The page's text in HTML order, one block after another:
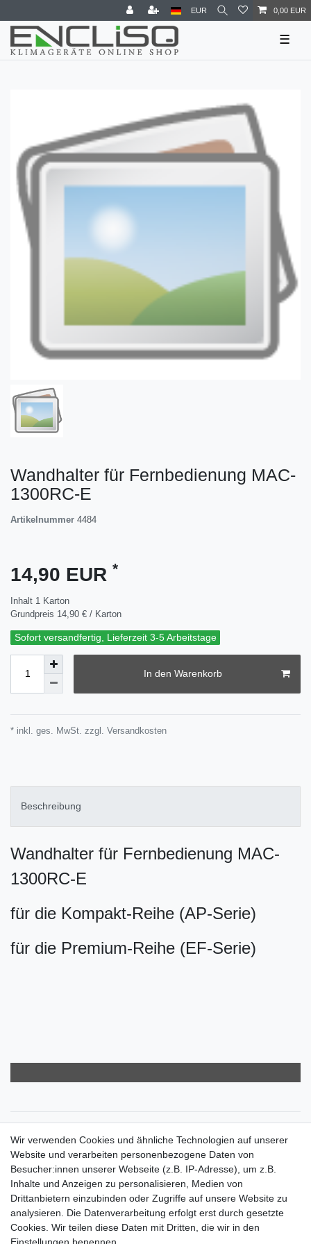
EUR 0,00 EUR
☰
Wandhalter für Fernbedienung MAC-
1300RC-E
Artikelnummer 4484
14,90 EUR *
Inhalt 1 Karton
Grundpreis 14,90 € / Karton
Sofort versandfertig, Lieferzeit 3-5 Arbeitstage
In den Warenkorb
* inkl. ges. MwSt. zzgl. Versandkosten
Beschreibung
Wandhalter für Fernbedienung MAC-
1300RC-E
für die Kompakt-Reihe (AP-Serie)
für die Premium-Reihe (EF-Serie)
Versandkosten
Der Weg zur eigenen Klimaanlage
Inbetriebnahme & Serviceleistungen
Für Interessierte aus der Schweiz
Klimaanlage = Wärmepumpe
Hilfe
Bankverbindung:
Wir verwenden Cookies und ähnliche Technologien auf unserer
Website und verarbeiten personenbezogene Daten von
Besucher:innen unserer Webseite (z.B. IP-Adresse), um z.B.
Inhalte und Anzeigen zu personalisieren, Medien von
Drittanbietern einzubinden oder Zugriffe auf unsere Website zu
analysieren. Die Datenverarbeitung erfolgt erst durch gesetzte
Cookies. Wir teilen diese Daten mit Dritten, die wir in den